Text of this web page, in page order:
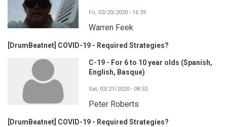
Fri, 03/20/2020 - 16:39
Warren Feek
[DrumBeatnet] COVID-19 - Required Strategies?
C-19 - For 6 to 10 year olds (Spanish,
English, Basque)
Sat, 03/21/2020 - 08:53
Peter Roberts
[DrumBeatnet] COVID-19 - Required Strategies?